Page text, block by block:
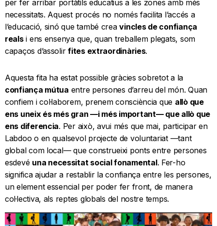
per fer arribar portàtils educatius a les zones amb més
necessitats. Aquest procés no només facilita l’accés a
l’educació, sinó que també creavincles de confiança
realsi ens ensenya que, quan treballem plegats, som
capaços d’assolirfites extraordinàries.
Aquesta fita ha estat possible gràcies sobretot a la
confiança mútua entre persones d’arreu del món. Quan
confiem i col·laborem, prenem consciència que allò que
ens uneix és més gran —i més important— que allò que
ens diferencia. Per això, avui més que mai, participar en
Labdoo o en qualsevol projecte de voluntariat —tant
global com local— que construeixi ponts entre persones
esdevé una necessitat social fonamental. Fer-ho
significa ajudar a restablir la confiança entre les persones,
un element essencial per poder fer front, de manera
col·lectiva, als reptes globals del nostre temps.